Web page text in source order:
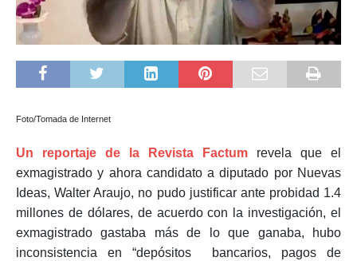
Foto/Tomada de Internet
Un reportaje de la Revista Factum revela que el
exmagistrado y ahora candidato a diputado por Nuevas
Ideas, Walter Araujo, no pudo justificar ante probidad 1.4
millones de dólares, de acuerdo con la investigación, el
exmagistrado gastaba más de lo que ganaba, hubo
inconsistencia en “depósitos bancarios, pagos de